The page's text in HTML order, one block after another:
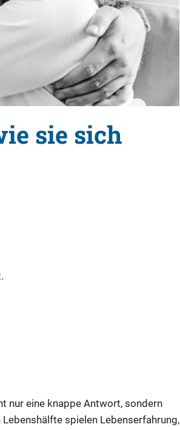
sie sich
nur eine knappe Antwort, sondern
spielen Lebenserfahrung,